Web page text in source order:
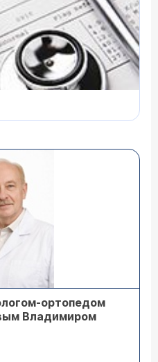
ортопедом
Владимиром